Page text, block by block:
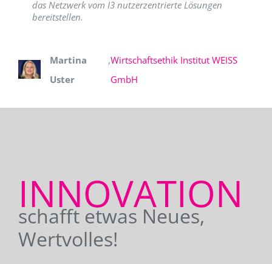
das Netzwerk vom I3 nutzerzentrierte Lösungen
bereitstellen.
Martina
Uster
,Wirtschaftsethik Institut WEISS
GmbH
INNOVATION
schafft etwas Neues,
Wertvolles!